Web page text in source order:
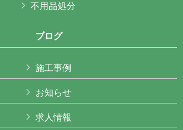
不用品処分
ブログ
施工事例
お知らせ
求人情報